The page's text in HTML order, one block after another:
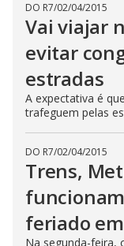
DO R7/02/04/2015
Vai viajar
evitar
estradas
A expectativa é
trafeguem pelas
DO R7/02/04/2015
Trens,
feriado
Na segunda-feira,